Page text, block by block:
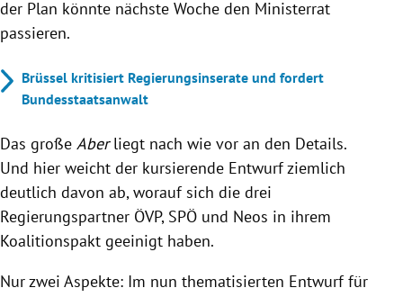
der Plan könnte nächste Woche den Ministerrat
passieren.
Brüssel kritisiert Regierungsinserate und fordert
Bundesstaatsanwalt
Das große Aberliegt nach wie vor an den Details.
Und hier weicht der kursierende Entwurf ziemlich
deutlich davon ab, worauf sich die drei
Regierungspartner ÖVP, SPÖ und Neos in ihrem
Koalitionspakt geeinigt haben.
Nur zwei Aspekte: Im nun thematisierten Entwurf für